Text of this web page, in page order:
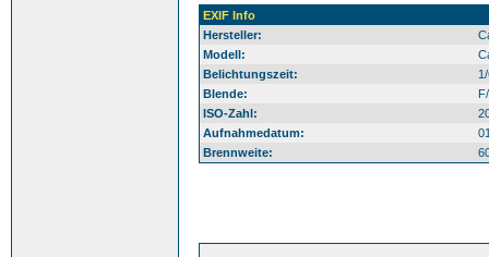
EXIF Info
Hersteller:
Modell:
Belichtungszeit:
Blende:
ISO-Zahl:
Aufnahmedatum:
Brennweite: